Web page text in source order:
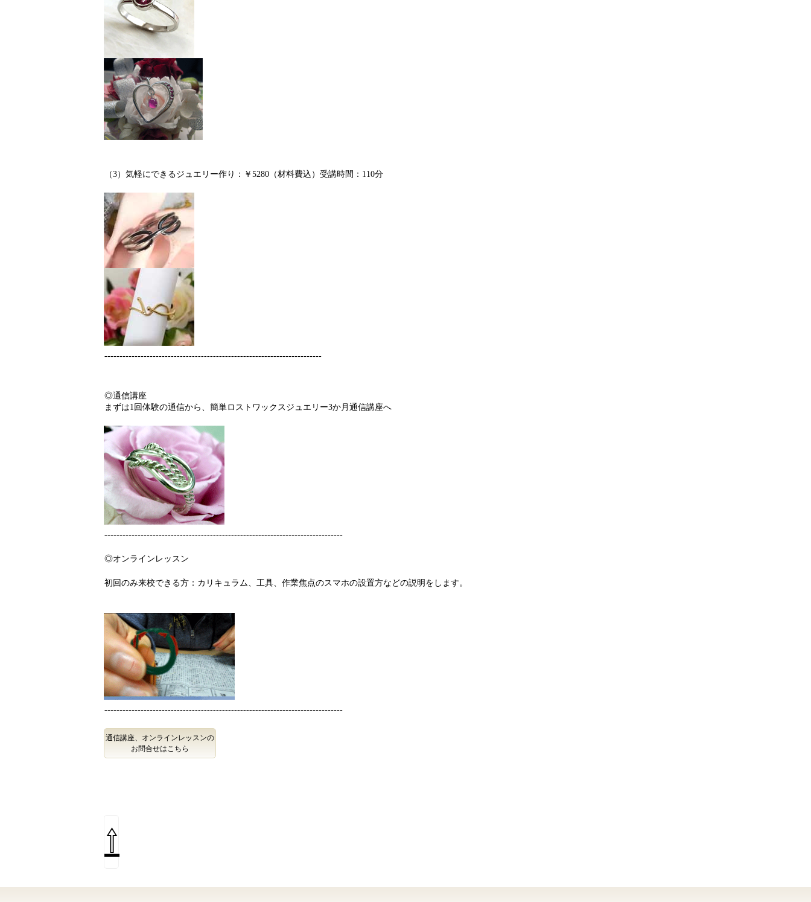
（3）気軽にできるジュエリー作り：￥5280（材料費込）受講時間：110分
------------------------------------------------------------------------
◎通信講座
まずは1回体験の通信から、簡単ロストワックスジュエリー3か月通信講座へ
-------------------------------------------------------------------------------
◎オンラインレッスン
初回のみ来校できる方：カリキュラム、工具、作業焦点のスマホの設置方などの説明をします。
-------------------------------------------------------------------------------
通信講座、オンラインレッスンの
お問合せはこちら
⇧